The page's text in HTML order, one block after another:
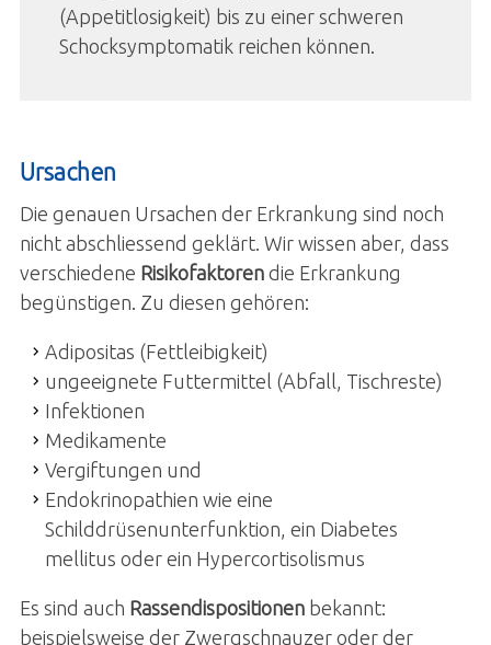
(Appetitlosigkeit) bis zu einer schweren
Schocksymptomatik reichen können.
Ursachen
Die genauen Ursachen der Erkrankung sind noch
nicht abschliessend geklärt. Wir wissen aber, dass
verschiedene Risikofaktoren die Erkrankung
begünstigen. Zu diesen gehören:
Adipositas (Fettleibigkeit)
ungeeignete Futtermittel (Abfall, Tischreste)
Infektionen
Medikamente
Vergiftungen und
Endokrinopathien wie eine
Schilddrüsenunterfunktion, ein Diabetes
mellitus oder ein Hypercortisolismus
Es sind auch Rassendispositionen bekannt:
beispielsweise der Zwergschnauzer oder der